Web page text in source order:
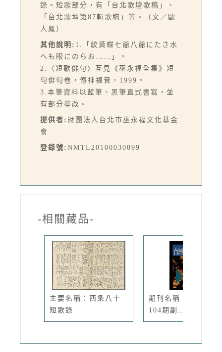
錄。短歌部分，有「台北歌壇歌稿」、
「台北歌壇第87輯歌稿」等。（文／歐
人鳳）
其他說明: 1.「紋黃蝶七爺八爺にたさ水
へも眼にのらお……」。
2.〈短歌俳句〉互見《巫永福全集》短
句俳句卷，傳神福音，1999。
3.本筆資料以藍筆、黑筆直式書寫，並
有部分塗改。
提供者: 財團法人台北市巫永福文化基金
會
登錄號: NMTL20100030099
-相關藏品-
主要名稱：西条八十
短歌錄
期刊名稱：臺灣文藝
104期副...